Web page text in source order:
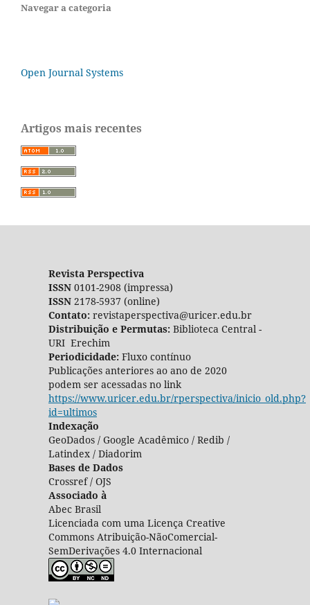
Navegar a categoria
Open Journal Systems
Artigos mais recentes
Revista Perspectiva
ISSN0101-2908 (impressa)
ISSN2178-5937 (online)
Contato:revistaperspectiva@uricer.edu.br
Distribuição e Permutas: Biblioteca Central -
URI Erechim
Periodicidade: Fluxo contínuo
Publicações anteriores ao ano de 2020
podem ser acessadas no link
https://www.uricer.edu.br/rperspectiva/inicio_old.php?
id=ultimos
Indexação
GeoDados / Google Acadêmico / Redib /
Latindex / Diadorim
Bases de Dados
Crossref / OJS
Associado à
Abec Brasil
Licenciada com uma Licença Creative
Commons Atribuição-NãoComercial-
SemDerivações 4.0 Internacional